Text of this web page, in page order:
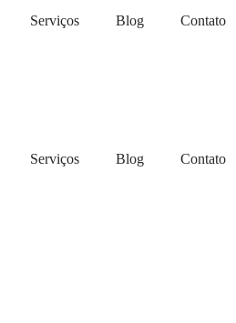
Serviços Blog Contato
Serviços Blog Contato